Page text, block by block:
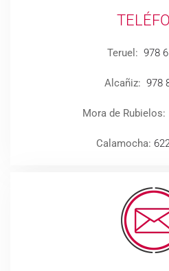
Teruel: 978
Alcañiz: 978
Mora de Rubielos:
Calamocha: